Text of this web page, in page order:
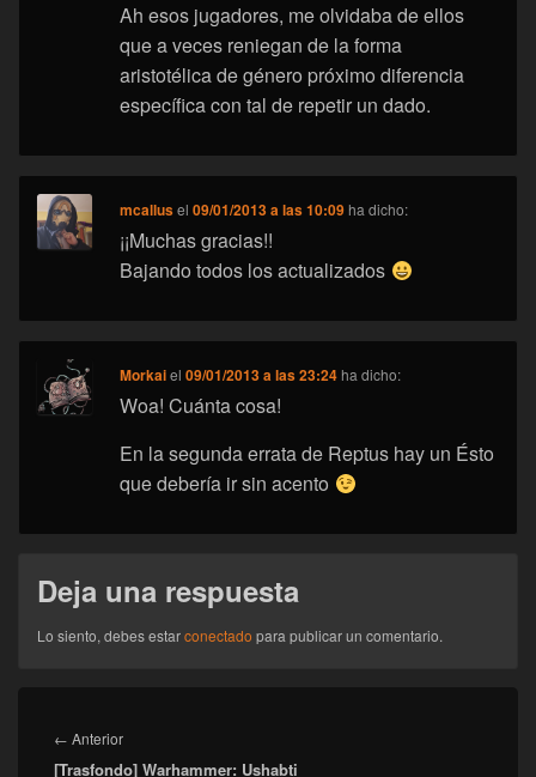
Ah esos jugadores, me olvidaba de ellos
que a veces reniegan de la forma
aristotélica de género próximo diferencia
específica con tal de repetir un dado.
mcallusel09/01/2013 a las 10:09 ha dicho:
¡¡Muchas gracias!!
Bajando todos los actualizados
Morkaiel09/01/2013 a las 23:24 ha dicho:
Woa! Cuánta cosa!
En la segunda errata de Reptus hay un Ésto
que debería ir sin acento
Deja una respuesta
Lo siento, debes estarconectado para publicar un comentario.
de
entradas
← AnteriorEntrada
anterior:
[Trasfondo] Warhammer: Ushabti